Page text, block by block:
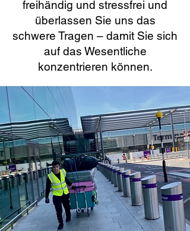
freihändig und stressfrei und
überlassen Sie uns das
schwere Tragen – damit Sie sich
auf das Wesentliche
konzentrieren können.